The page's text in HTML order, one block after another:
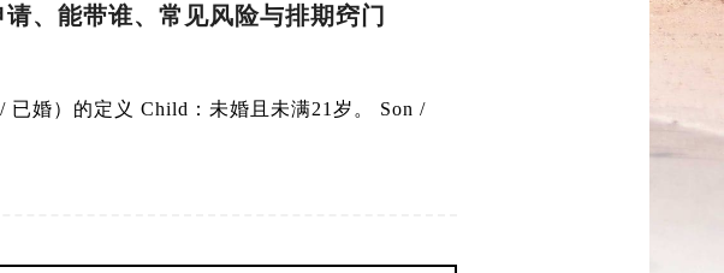
、能带谁、常见风险与排期窍门
婚）的定义 Child：未婚且未满21岁。 Son /